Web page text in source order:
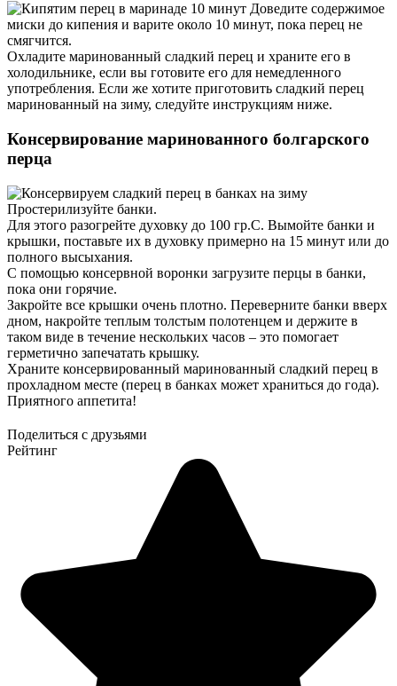
Доведите содержимое
миски до кипения и варите около 10 минут, пока перец не
смягчится.
Охладите маринованный сладкий перец и храните его в
холодильнике, если вы готовите его для немедленного
употребления. Если же хотите приготовить сладкий перец
маринованный на зиму, следуйте инструкциям ниже.
Консервирование маринованного болгарского
перца
Простерилизуйте банки.
Для этого разогрейте духовку до 100 гр.С. Вымойте банки и
крышки, поставьте их в духовку примерно на 15 минут или до
полного высыхания.
С помощью консервной воронки загрузите перцы в банки,
пока они горячие.
Закройте все крышки очень плотно. Переверните банки вверх
дном, накройте теплым толстым полотенцем и держите в
таком виде в течение нескольких часов – это помогает
герметично запечатать крышку.
Храните консервированный маринованный сладкий перец в
прохладном месте (перец в банках может храниться до года).
Приятного аппетита!
Поделиться с друзьями
Рейтинг